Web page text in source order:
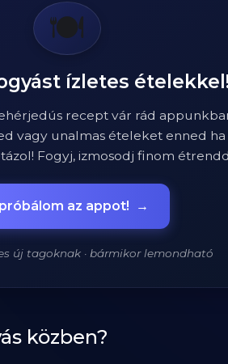
🍽️
ízletes
recept vár rád
vagy unalmas ételeket enned ha
Fogyj, izmosodj finom
az appot! →
új tagoknak · bármikor lemondható
közben?